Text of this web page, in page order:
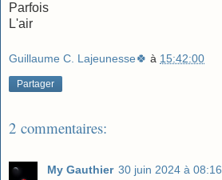
Parfois
L'air
Guillaume C. Lajeunesse🍀 à 15:42:00
Partager
2 commentaires:
My Gauthier 30 juin 2024 à 08:16